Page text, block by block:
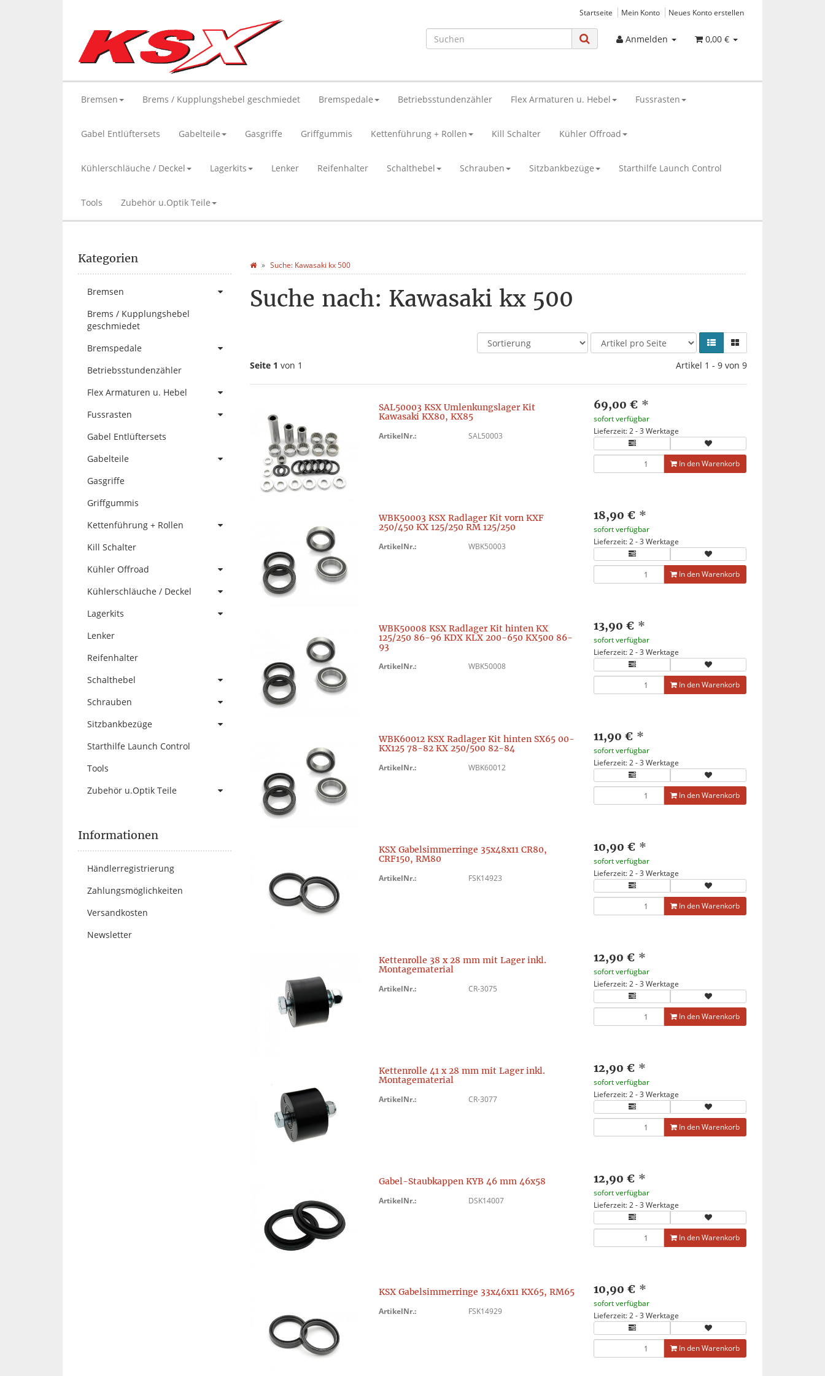
Startseite Mein Konto Neues Konto erstellen
Anmelden 0,00 €
Bremsen Brems / Kupplungshebel geschmiedet Bremspedale Betriebsstundenzähler Flex Armaturen u. Hebel Fussrasten
Gabel Entlüftersets Gabelteile Gasgriffe Griffgummis Kettenführung + Rollen Kill Schalter Kühler Offroad
Kühlerschläuche / Deckel Lagerkits Lenker Reifenhalter Schalthebel Schrauben Sitzbankbezüge Starthilfe Launch Control
Tools Zubehör u.Optik Teile
Suche: Kawasaki kx 500
Suche nach: Kawasaki kx 500
Seite 1 von 1 Artikel 1 - 9 von 9
SAL50003 KSX Umlenkungslager Kit
Kawasaki KX80, KX85
ArtikelNr.: SAL50003
69,00 € *
sofort verfügbar
Lieferzeit: 2 - 3 Werktage
In den Warenkorb
WBK50003 KSX Radlager Kit vorn KXF
250/450 KX 125/250 RM 125/250
ArtikelNr.: WBK50003
18,90 € *
sofort verfügbar
Lieferzeit: 2 - 3 Werktage
In den Warenkorb
WBK50008 KSX Radlager Kit hinten KX
125/250 86-96 KDX KLX 200-650 KX500 86-
93
ArtikelNr.: WBK50008
13,90 € *
sofort verfügbar
Lieferzeit: 2 - 3 Werktage
In den Warenkorb
WBK60012 KSX Radlager Kit hinten SX65 00-
KX125 78-82 KX 250/500 82-84
ArtikelNr.: WBK60012
11,90 € *
sofort verfügbar
Lieferzeit: 2 - 3 Werktage
In den Warenkorb
KSX Gabelsimmerringe 35x48x11 CR80,
CRF150, RM80
ArtikelNr.: FSK14923
10,90 € *
sofort verfügbar
Lieferzeit: 2 - 3 Werktage
In den Warenkorb
Kettenrolle 38 x 28 mm mit Lager inkl.
Montagematerial
ArtikelNr.: CR-3075
12,90 € *
sofort verfügbar
Lieferzeit: 2 - 3 Werktage
In den Warenkorb
Kettenrolle 41 x 28 mm mit Lager inkl.
Montagematerial
ArtikelNr.: CR-3077
12,90 € *
sofort verfügbar
Lieferzeit: 2 - 3 Werktage
In den Warenkorb
Gabel-Staubkappen KYB 46 mm 46x58
ArtikelNr.: DSK14007
12,90 € *
sofort verfügbar
Lieferzeit: 2 - 3 Werktage
In den Warenkorb
KSX Gabelsimmerringe 33x46x11 KX65, RM65
ArtikelNr.: FSK14929
10,90 € *
sofort verfügbar
Lieferzeit: 2 - 3 Werktage
In den Warenkorb
Kategorien
Bremsen
Brems / Kupplungshebel
geschmiedet
Bremspedale
Betriebsstundenzähler
Flex Armaturen u. Hebel
Fussrasten
Gabel Entlüftersets
Gabelteile
Gasgriffe
Griffgummis
Kettenführung + Rollen
Kill Schalter
Kühler Offroad
Kühlerschläuche / Deckel
Lagerkits
Lenker
Reifenhalter
Schalthebel
Schrauben
Sitzbankbezüge
Starthilfe Launch Control
Tools
Zubehör u.Optik Teile
Informationen
Händlerregistrierung
Zahlungsmöglichkeiten
Versandkosten
Newsletter